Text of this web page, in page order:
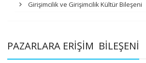
Girişimcilik ve Girişimcilik Kültür Bileşeni
PAZARLARA ERİŞİM BİLEŞENİ